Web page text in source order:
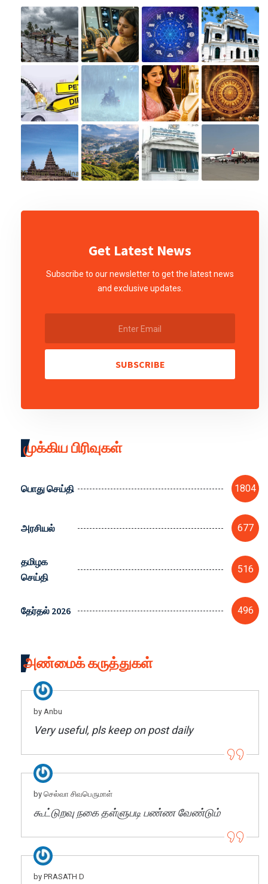
Get Latest News
Subscribe to our newsletter to get the latest news
and exclusive updates.
SUBSCRIBE
முக்கிய பிரிவுகள்
பொது செய்தி 1804
அரசியல் 677
தமிழக
செய்தி
516
தேர்தல் 2026 496
அண்மைக் கருத்துகள்
by Anbu
Very useful, pls keep on post daily
by செல்வா சிவபெருமாள்
கூட்டுறவு நகை தள்ளுபடி பண்ண வேண்டும்
by PRASATH D